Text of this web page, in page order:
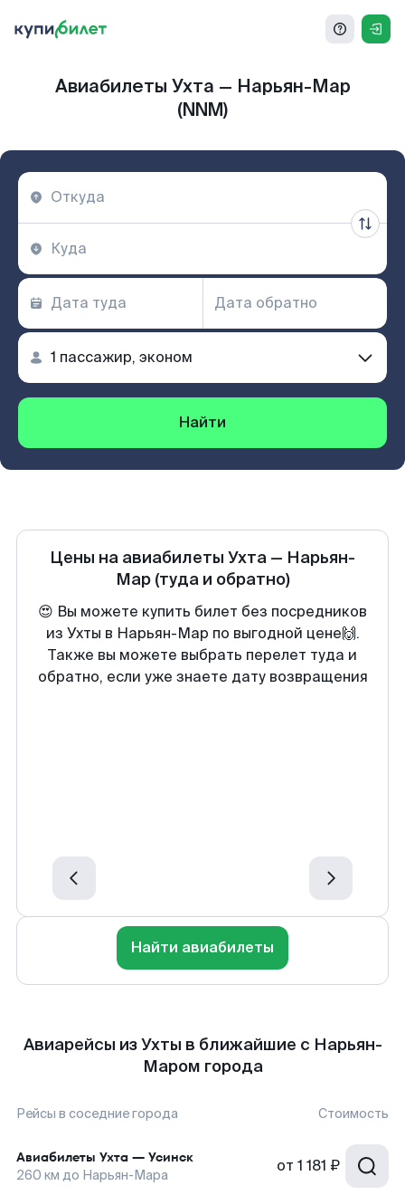
Авиабилеты Ухта — Нарьян-Мар
(NNM)
Найти
Цены на авиабилеты Ухта — Нарьян-
Мар (туда и обратно)
😍 Вы можете купить билет без посредников
из Ухты в Нарьян-Мар по выгодной цене🙌.
Также вы можете выбрать перелет туда и
обратно, если уже знаете дату возвращения
Найти авиабилеты
Авиарейсы из Ухты в ближайшие с Нарьян-
Маром города
Рейсы в соседние города Стоимость
Авиабилеты Ухта — Усинск
260 км до Нарьян-Мара от 1 181 ₽